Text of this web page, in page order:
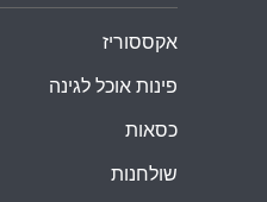
אקססוריז
פינות אוכל לגינה
כסאות
שולחנות